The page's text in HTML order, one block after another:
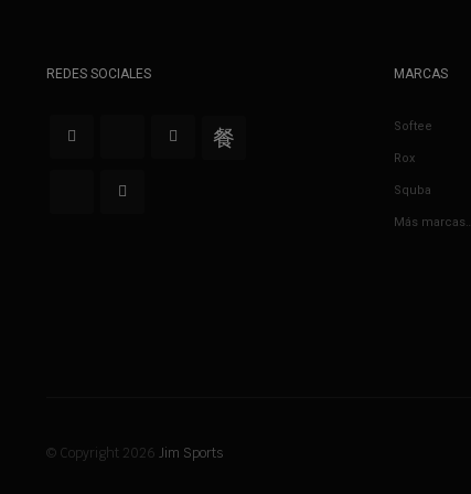
REDES SOCIALES MARCAS
Softee
Rox
Squba
Más marcas…
© Copyright 2026 Jim Sports